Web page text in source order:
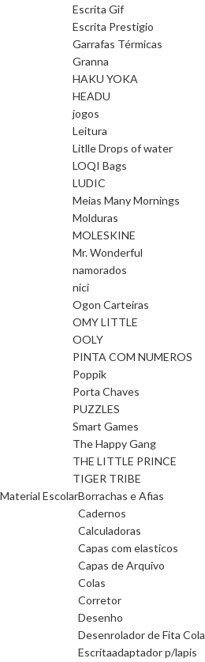
Escrita Gif
Escrita Prestigio
Garrafas Térmicas
Granna
HAKU YOKA
HEADU
jogos
Leitura
Litlle Drops of water
LOQI Bags
LUDIC
Meias Many Mornings
Molduras
MOLESKINE
Mr. Wonderful
namorados
nici
Ogon Carteiras
OMY LITTLE
OOLY
PINTA COM NUMEROS
Poppik
Porta Chaves
PUZZLES
Smart Games
The Happy Gang
THE LITTLE PRINCE
TIGER TRIBE
Material EscolarBorrachas e Afias
Cadernos
Calculadoras
Capas com elasticos
Capas de Arquivo
Colas
Corretor
Desenho
Desenrolador de Fita Cola
Escritaadaptador p/lapis